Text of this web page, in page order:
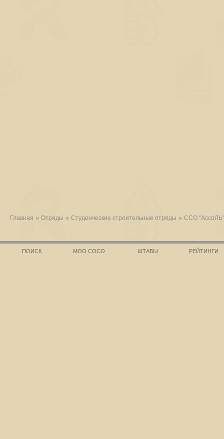
Главная » Отряды » Студенческие строительные отряды » ССО "АссоЛЬ"
ПОИСК МОО СОСО ШТАБЫ РЕЙТИНГИ